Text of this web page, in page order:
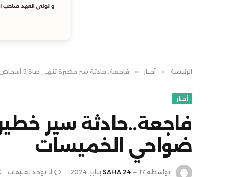
الرئيسية » أخبار » فاجعة..حادثة سير خطيرة تنهي حياة 5 أشخاص ضواحي الخميسات
أخبار
ضواحي الخميسات
بواسطة SAHA 24 17 يناير، 2024 لا توجد تعليقات